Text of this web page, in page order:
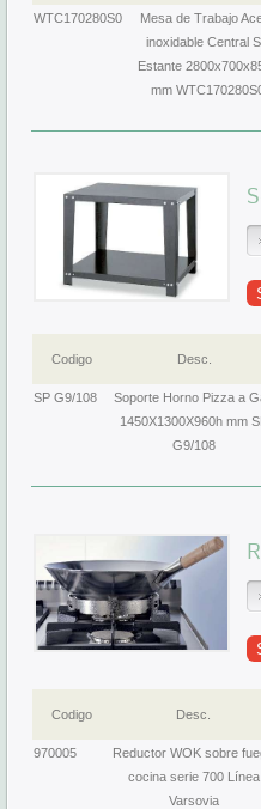
WTC170280S0
Mesa de Trabajo
inoxidable Central
Estante
mm
Codigo Desc.
SP G9/108
Soporte Horno Pizza a
1450X1300X960h mm
G9/108
Codigo Desc.
970005
Reductor WOK sobre
cocina serie 700 Línea
Varsovia